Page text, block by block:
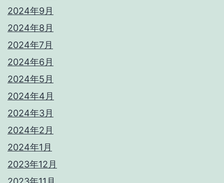
2024年9月
2024年8月
2024年7月
2024年6月
2024年5月
2024年4月
2024年3月
2024年2月
2024年1月
2023年12月